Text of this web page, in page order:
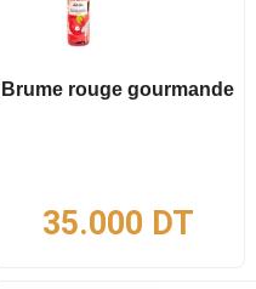
Brume rouge gourmande
35.000 DT